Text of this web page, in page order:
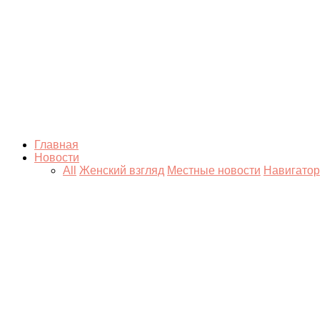
Главная
Новости
All
Женский взгляд Местные новости Навигатор